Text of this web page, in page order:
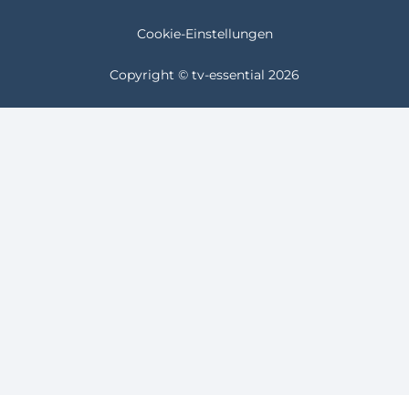
Cookie-Einstellungen
Copyright © tv-essential 2026